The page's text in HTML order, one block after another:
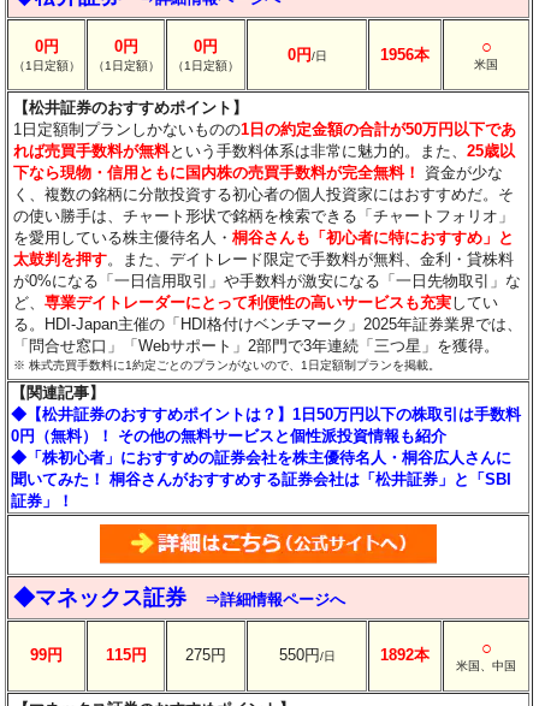
0円
（1日定額）
0円
（1日定額）
0円
（1日定額）
0円/日 1956本 ○
米国
【松井証券のおすすめポイント】
1日定額制プランしかないものの1日の約定金額の合計が50万円以下であ
れば売買手数料が無料という手数料体系は非常に魅力的。また、25歳以
下なら現物・信用ともに国内株の売買手数料が完全無料！
資金が少な
く、複数の銘柄に分散投資する初心者の個人投資家にはおすすめだ。そ
の使い勝手は、チャート形状で銘柄を検索できる「チャートフォリオ」
を愛用している株主優待名人・桐谷さんも「初心者に特におすすめ」と
太鼓判を押す。また、デイトレード限定で手数料が無料、金利・貸株料
が0%になる「一日信用取引」や手数料が激安になる「一日先物取引」な
ど、専業デイトレーダーにとって利便性の高いサービスも充実してい
る。HDI-Japan主催の「HDI格付けベンチマーク」2025年証券業界では、
「問合せ窓口」「Webサポート」2部門で3年連続「三つ星」を獲得。
※ 株式売買手数料に1約定ごとのプランがないので、1日定額制プランを掲載。
【関連記事】
◆【松井証券のおすすめポイントは？】1日50万円以下の株取引は手数料
0円（無料）！ その他の無料サービスと個性派投資情報も紹介
◆「株初心者」におすすめの証券会社を株主優待名人・桐谷広人さんに
聞いてみた！ 桐谷さんがおすすめする証券会社は「松井証券」と「SBI
証券」！
◆マネックス証券 ⇒詳細情報ページへ
99円 115円 275円 550円/日 1892本 ○
米国、中国